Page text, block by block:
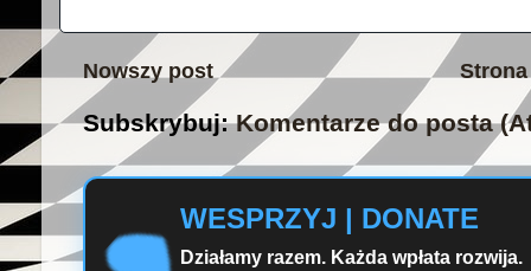
Nowszy post Strona
Subskrybuj:Komentarze do posta
WESPRZYJ | DONATE
Działamy razem. Każda wpłata rozwija.